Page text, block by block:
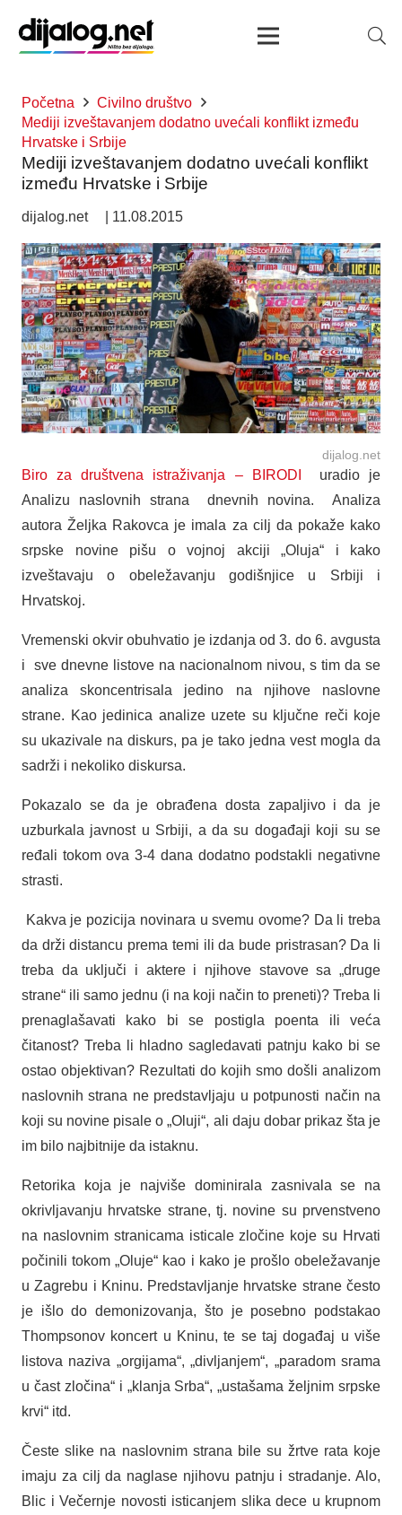
Početna
Civilno društvo
Mediji izveštavanjem dodatno uvećali konflikt između
Hrvatske i Srbije
Mediji izveštavanjem dodatno uvećali konflikt
između Hrvatske i Srbije
dijalog.net 11.08.2015
dijalog.net
Biro za društvena istraživanja – BIRODI
uradio je
Analizu naslovnih strana dnevnih novina. Analiza
autora Željka Rakovca je imala za cilj da pokaže kako
srpske novine pišu o vojnoj akciji „Oluja“ i kako
izveštavaju o obeležavanju godišnjice u Srbiji i
Hrvatskoj.
Vremenski okvir obuhvatio je izdanja od 3. do 6. avgusta
i sve dnevne listove na nacionalnom nivou, s tim da se
analiza skoncentrisala jedino na njihove naslovne
strane. Kao jedinica analize uzete su ključne reči koje
su ukazivale na diskurs, pa je tako jedna vest mogla da
sadrži i nekoliko diskursa.
Pokazalo se da je obrađena dosta zapaljivo i da je
uzburkala javnost u Srbiji, a da su događaji koji su se
ređali tokom ova 3-4 dana dodatno podstakli negativne
strasti.
Kakva je pozicija novinara u svemu ovome? Da li treba
da drži distancu prema temi ili da bude pristrasan? Da li
treba da uključi i aktere i njihove stavove sa „druge
strane“ ili samo jednu (i na koji način to preneti)? Treba li
prenaglašavati kako bi se postigla poenta ili veća
čitanost? Treba li hladno sagledavati patnju kako bi se
ostao objektivan? Rezultati do kojih smo došli analizom
naslovnih strana ne predstavljaju u potpunosti način na
koji su novine pisale o „Oluji“, ali daju dobar prikaz šta je
im bilo najbitnije da istaknu.
Retorika koja je najviše dominirala zasnivala se na
okrivljavanju hrvatske strane, tj. novine su prvenstveno
na naslovnim stranicama isticale zločine koje su Hrvati
počinili tokom „Oluje“ kao i kako je prošlo obeležavanje
u Zagrebu i Kninu. Predstavljanje hrvatske strane često
je išlo do demonizovanja, što je posebno podstakao
Thompsonov koncert u Kninu, te se taj događaj u više
listova naziva „orgijama“, „divljanjem“, „paradom srama
u čast zločina“ i „klanja Srba“, „ustašama željnim srpske
krvi“ itd.
Česte slike na naslovnim strana bile su žrtve rata koje
imaju za cilj da naglase njihovu patnju i stradanje. Alo,
Blic i Večernje novosti isticanjem slika dece u krupnom